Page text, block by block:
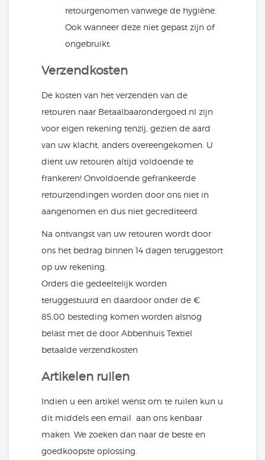
retourgenomen vanwege de hygiëne.
Ook wanneer deze niet gepast zijn of
ongebruikt.
Verzendkosten
De kosten van het verzenden van de
retouren naar Betaalbaarondergoed.nl zijn
voor eigen rekening tenzij, gezien de aard
van uw klacht, anders overeengekomen. U
dient uw retouren altijd voldoende te
frankeren! Onvoldoende gefrankeerde
retourzendingen worden door ons niet in
aangenomen en dus niet gecrediteerd.
Na ontvangst van uw retouren wordt door
ons het bedrag binnen 14 dagen teruggestort
op uw rekening.
Orders die gedeeltelijk worden
teruggestuurd en daardoor onder de €
85,00 besteding komen worden alsnog
belast met de door Abbenhuis Textiel
betaalde verzendkosten
Artikelen ruilen
Indien u een artikel wenst om te ruilen kun u
dit middels een email aan ons kenbaar
maken. We zoeken dan naar de beste en
goedkoopste oplossing.